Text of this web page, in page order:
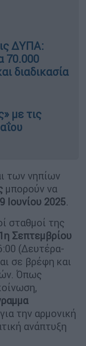
ΔΥΠΑ:
70.000
διαδικασία
με τις
των νηπίων
μπορούν να
Ιουνίου 2025.
σταθμοί της
1η Σεπτεμβρίου
(Δευτέρα-
σε βρέφη και
Όπως
για την αρμονική
ανάπτυξη